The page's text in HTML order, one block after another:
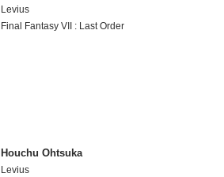
Levius
Final Fantasy VII : Last Order
Houchu Ohtsuka
Levius